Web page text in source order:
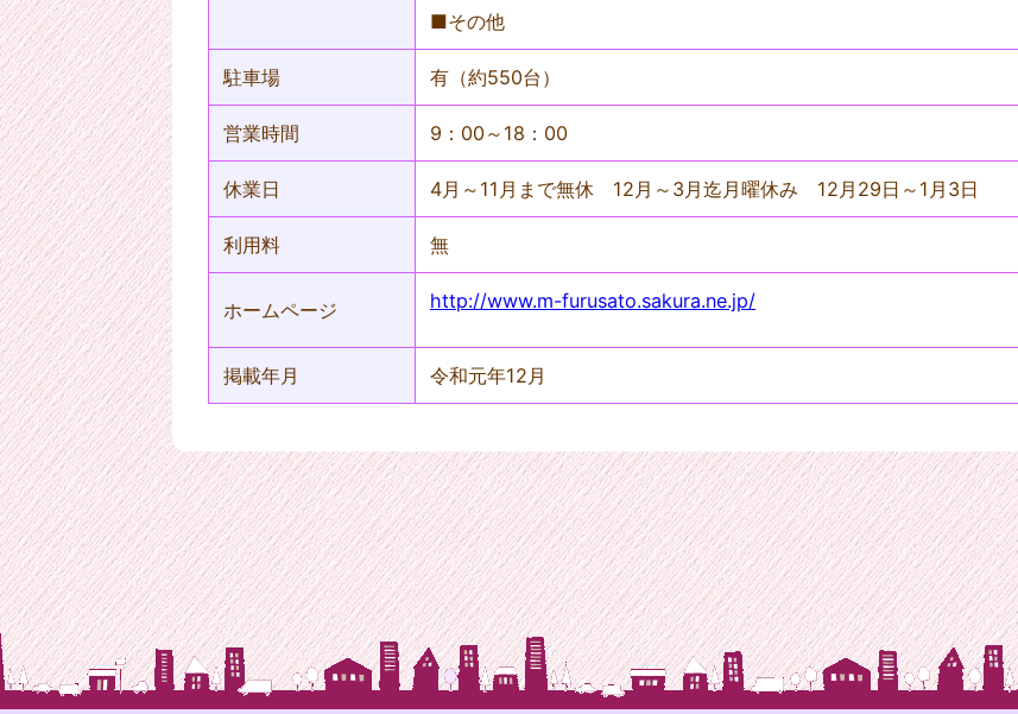
■その他
駐車場 有（約550台）
営業時間 9：00～18：00
休業日 4月～11月まで無休 12月～3月迄月曜休み 12月29日～1月3日
利用料 無
ホームページ http://www.m-furusato.sakura.ne.jp/
掲載年月 令和元年12月